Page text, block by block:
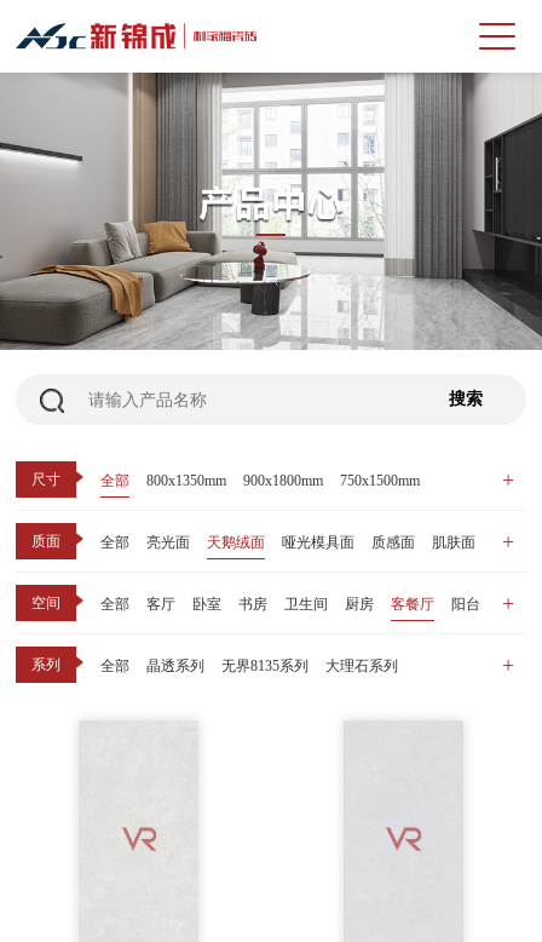
尺寸 全部 800x1350mm 900x1800mm 750x1500mm
质面
全部 亮光面 天鹅绒面 哑光模具面 质感面 肌肤面
空间 全部 客厅 卧室 书房 卫生间 厨房 客餐厅 阳台
系列
全部 晶透系列 无界8135系列 大理石系列